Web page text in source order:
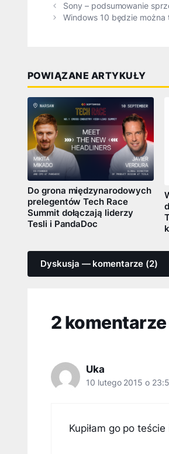
Sony – podsumowanie
Windows 10 będzie można
POWIĄZANE ARTYKUŁY
Do grona międzynarodowych
prelegentów Tech Race
Summit dołączają liderzy
Tesli i PandaDoc
Dyskusja — komentarze (2)
2 komentarze
Uka
10 lutego 2015 o
Kupiłam go po